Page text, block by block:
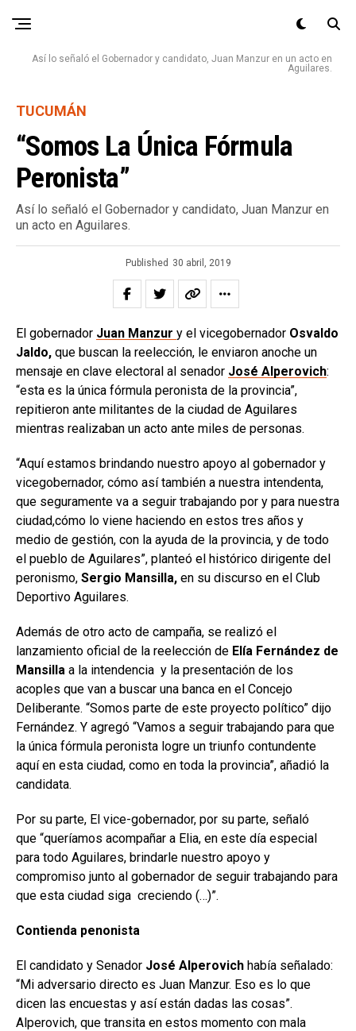
Así lo señaló el Gobernador y candidato, Juan Manzur en un acto en
Aguilares.
TUCUMÁN
“Somos La Única Fórmula
Peronista”
Así lo señaló el Gobernador y candidato, Juan Manzur en
un acto en Aguilares.
Published 30 abril, 2019
El gobernador Juan Manzur y el vicegobernador Osvaldo
Jaldo, que buscan la reelección, le enviaron anoche un
mensaje en clave electoral al senador José Alperovich:
“esta es la única fórmula peronista de la provincia”,
repitieron ante militantes de la ciudad de Aguilares
mientras realizaban un acto ante miles de personas.
“Aquí estamos brindando nuestro apoyo al gobernador y
vicegobernador, cómo así también a nuestra intendenta,
que seguramente va a seguir trabajando por y para nuestra
ciudad,cómo lo viene haciendo en estos tres años y
medio de gestión, con la ayuda de la provincia, y de todo
el pueblo de Aguilares”, planteó el histórico dirigente del
peronismo, Sergio Mansilla, en su discurso en el Club
Deportivo Aguilares.
Además de otro acto de campaña, se realizó el
lanzamiento oficial de la reelección de Elía Fernández de
Mansilla a la intendencia y la presentación de los
acoples que van a buscar una banca en el Concejo
Deliberante. “Somos parte de este proyecto político” dijo
Fernández. Y agregó “Vamos a seguir trabajando para que
la única fórmula peronista logre un triunfo contundente
aquí en esta ciudad, como en toda la provincia”, añadió la
candidata.
Por su parte, El vice-gobernador, por su parte, señaló
que “queríamos acompañar a Elia, en este día especial
para todo Aguilares, brindarle nuestro apoyo y
compromiso junto al gobernador de seguir trabajando para
que esta ciudad siga creciendo (…)”.
Contienda penonista
El candidato y Senador José Alperovich había señalado:
“Mi adversario directo es Juan Manzur. Eso es lo que
dicen las encuestas y así están dadas las cosas”.
Alperovich, que transita en estos momento con mala